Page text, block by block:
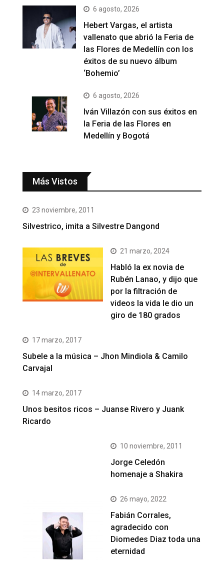
6 agosto, 2026
Hebert Vargas, el artista
vallenato que abrió la Feria de
las Flores de Medellín con los
éxitos de su nuevo álbum
‘Bohemio’
6 agosto, 2026
Iván Villazón con sus éxitos en
la Feria de las Flores en
Medellín y Bogotá
Más Vistos
23 noviembre, 2011
Silvestrico, imita a Silvestre Dangond
21 marzo, 2024
Habló la ex novia de
Rubén Lanao, y dijo que
por la filtración de
videos la vida le dio un
giro de 180 grados
17 marzo, 2017
Subele a la música – Jhon Mindiola & Camilo
Carvajal
14 marzo, 2017
Unos besitos ricos – Juanse Rivero y Juank
Ricardo
10 noviembre, 2011
Jorge Celedón
homenaje a Shakira
26 mayo, 2022
Fabián Corrales,
agradecido con
Diomedes Diaz toda una
eternidad